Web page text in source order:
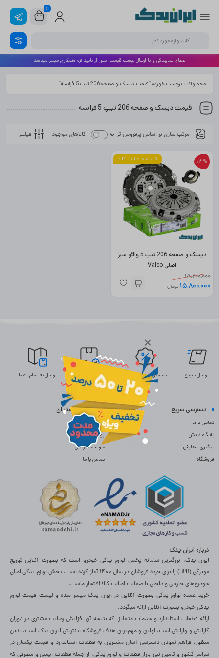
×
0
اعطای نمایندگی و یا ارسال لیست قیمت، پس از تایید فرم همکاری میسر میباشد.
محصولات برچسب خورده “قیمت دیسک و صفحه 206 تیپ 5 فرانسه”
قیمت دیسک و صفحه 206 تیپ 5 فرانسه
فیلـتر کالاهای موجود
تاییدیه اصالت کالا 13%
دیسک و صفحه 206 تیپ 5 والئو سبز
اصلی Valeo
18,200,000
15,800,000 تومان
ارسال سریع تضمین بهترین قیمت ضمانت اصالت ارسال به تمام نقاط
دسترسی سریع
تماس با ما
پایگاه دانش
پیگیری سفارش
فروشگاه
خدمات مشتریان
سوالات متداول
رویه بازگردانی کالا
حریم خصوصی
تماس با ما
درباره ایران یدک
ایران یدک، بزرگترین سامانه پخش لوازم یدکی خودرو است که بصورت آنلاین توزیع
مویرگی (B2B) را برای خرده فروشان در سال 1400 آغاز کرده است. پخش لوازم یدکی اصلی
خودروهای خارجی و داخلی با ضمانت اصالت کالا افتخار ماست.
خرید عمده لوازم یدکی بصورت آنلاین در ایران یدک میسر شده و لیست قیمت لوازم
یدکی خودرو بصورت آنلاین ارائه میگردد.
ارائه قطعات استاندارد و خدمات متمایز، که نتیجه آن افزایش رضایت مشتری در دوران
گارانتی و وارانتی است، اولین و مهم‌ترین هدف فروشگاه اینترنتی ایران یدک است. بدین
منظور، فراهم نمودن دسترسی آسان مشتریان به قطعات استاندارد و قیمت یکسان در
سراسر کشور و تامین نیاز بازار قطعات و لوازم یدکی، از جمله قطعات ایمنی و مصرفی که